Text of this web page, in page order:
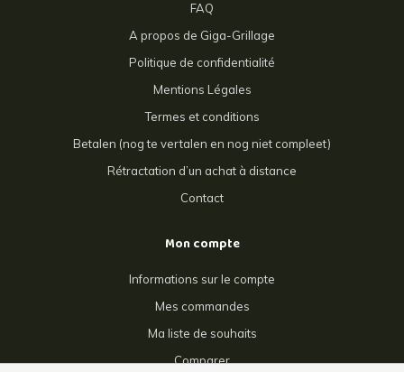
FAQ
A propos de Giga-Grillage
Politique de confidentialité
Mentions Légales
Termes et conditions
Betalen (nog te vertalen en nog niet compleet)
Rétractation d’un achat à distance
Contact
Mon compte
Informations sur le compte
Mes commandes
Ma liste de souhaits
Comparer